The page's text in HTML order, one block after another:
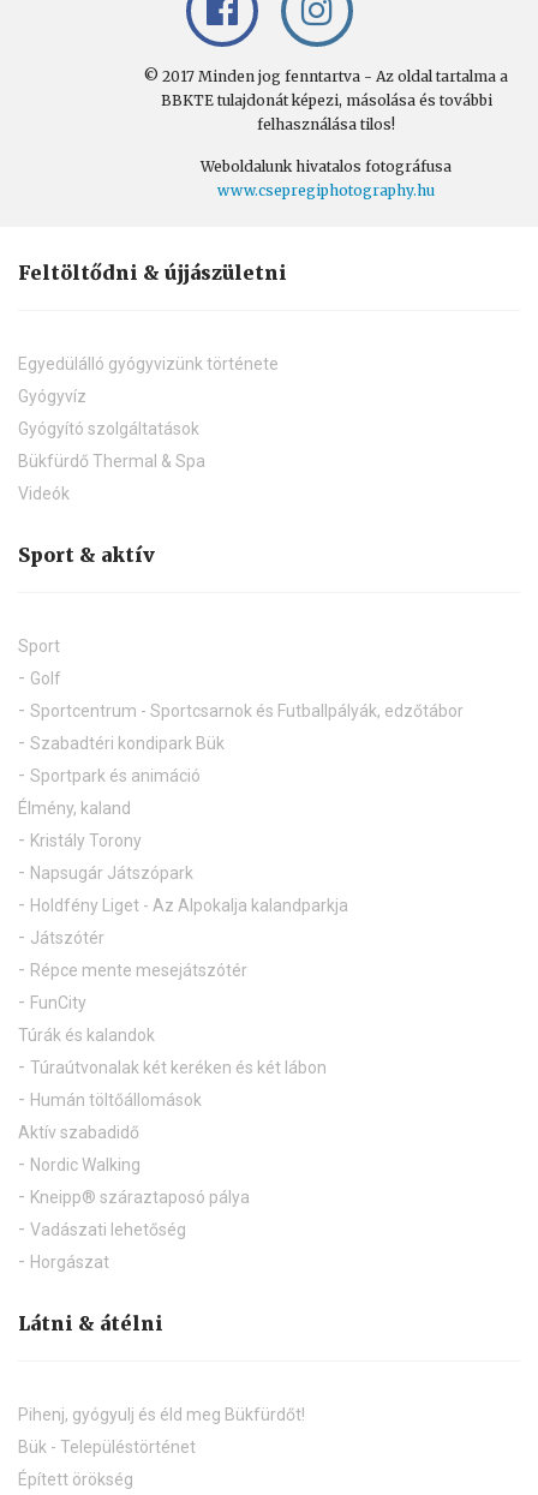
© 2017 Minden jog fenntartva - Az oldal tartalma a
BBKTE tulajdonát képezi, másolása és további
felhasználása tilos!
Weboldalunk hivatalos fotográfusa
www.csepregiphotography.hu
Feltöltődni & újjászületni
Egyedülálló gyógyvizünk története
Gyógyvíz
Gyógyító szolgáltatások
Bükfürdő Thermal & Spa
Videók
Sport & aktív
Sport
Golf
Sportcentrum - Sportcsarnok és Futballpályák, edzőtábor
Szabadtéri kondipark Bük
Sportpark és animáció
Élmény, kaland
Kristály Torony
Napsugár Játszópark
Holdfény Liget - Az Alpokalja kalandparkja
Játszótér
Répce mente mesejátszótér
FunCity
Túrák és kalandok
Túraútvonalak két keréken és két lábon
Humán töltőállomások
Aktív szabadidő
Nordic Walking
Kneipp® száraztaposó pálya
Vadászati lehetőség
Horgászat
Látni & átélni
Pihenj, gyógyulj és éld meg Bükfürdőt!
Bük - Településtörténet
Épített örökség